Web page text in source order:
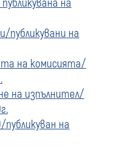
на
публикувани на
на комисията/
на изпълнител/
на